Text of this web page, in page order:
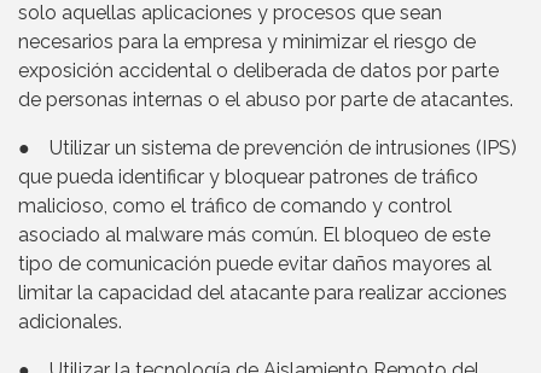
solo aquellas aplicaciones y procesos que sean
necesarios para la empresa y minimizar el riesgo de
exposición accidental o deliberada de datos por parte
de personas internas o el abuso por parte de atacantes.
● Utilizar un sistema de prevención de intrusiones (IPS)
que pueda identificar y bloquear patrones de tráfico
malicioso, como el tráfico de comando y control
asociado al malware más común. El bloqueo de este
tipo de comunicación puede evitar daños mayores al
limitar la capacidad del atacante para realizar acciones
adicionales.